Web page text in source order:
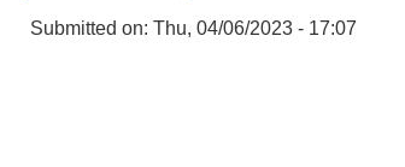
Submitted on: Thu, 04/06/2023 - 17:07